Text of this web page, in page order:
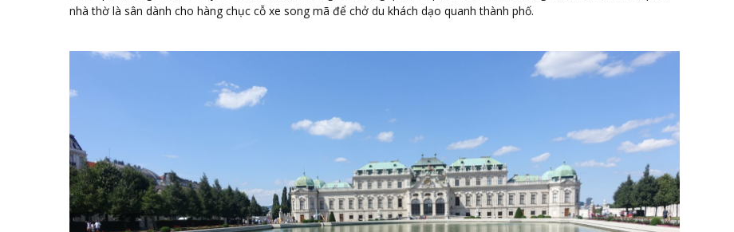
nhà thờ là sân dành cho hàng chục cỗ xe song mã để chở du khách dạo quanh thành phố.